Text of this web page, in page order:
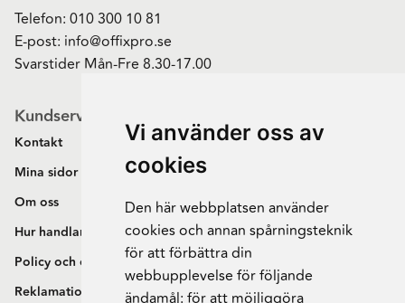
Vi använder oss av
cookies
Den här webbplatsen använder
cookies och annan spårningsteknik
för att förbättra din
webbupplevelse för följande
ändamål: för att möjliggöra
Telefon: 010 300 10 81
E-post: info@offixpro.se
Svarstider Mån-Fre 8.30-17.00
Kundservice
Kontakt
Mina sidor
Om oss
Hur handlar jag?
Policy och cookies
Reklamation och retur